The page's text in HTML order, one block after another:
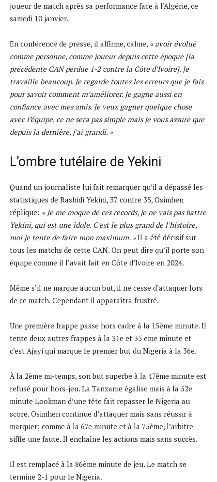
joueur de match après sa performance face à l’Algérie, ce
samedi 10 janvier.
En conférence de presse, il affirme, calme, « avoir évolué
comme personne, comme joueur depuis cette époque [la
précédente CAN perdue 1-2 contre la Côte d’Ivoire]. Je
travaille beaucoup. Je regarde toutes les erreurs que je fais
pour savoir comment m’améliorer. Je gagne aussi en
confiance avec mes amis. Je veux gagner quelque chose
avec l’équipe, ce ne sera pas simple mais je vous assure que
depuis la dernière, j’ai grandi. »
L’ombre tutélaire de Yekini
Quand un journaliste lui fait remarquer qu’il a dépassé les
statistiques de Rashidi Yekini, 37 contre 35, Osimhen
réplique: « Je me moque de ces records, je ne vais pas battre
Yekini, qui est une idole. C’est le plus grand de l’histoire,
moi je tente de faire mon maximum. »Il a été décisif sur
tous les matchs de cette CAN. On peut dire qu’il porte son
équipe comme il l’avait fait en Côte d’Ivoire en 2024.
Même s’il ne marque aucun but, il ne cesse d’attaquer lors
de ce match. Cependant il apparaîtra frustré.
Une première frappe passe hors cadre à la 15ème minute. Il
tente deux autres frappes à la 31e et 35 eme minute et
c’est Ajayi qui marque le premier but du Nigeria à la 36e.
À la 2ème mi-temps, son but superbe à la 47ème minute est
refusé pour hors-jeu. La Tanzanie égalise mais à la 52e
minute Lookman d’une tête fait repasser le Nigeria au
score. Osimhen continue d’attaquer mais sans réussir à
marquer; comme à la 67e minute et à la 75ème, l’arbitre
siffle une faute. Il enchaîne les actions mais sans succès.
Il est remplacé à la 86ème minute de jeu. Le match se
termine 2-1 pour le Nigeria.